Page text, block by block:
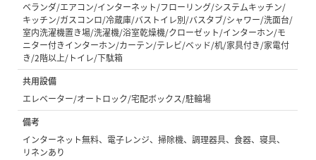
ベランダ/エアコン/インターネット/フローリング/システムキッチン/
キッチン/ガスコンロ/冷蔵庫/バストイレ別/バスタブ/シャワー/洗面台/
室内洗濯機置き場/洗濯機/浴室乾燥機/クローゼット/インターホン/モ
ニター付きインターホン/カーテン/テレビ/ベッド/机/家具付き/家電付
き/2階以上/トイレ/下駄箱
共用設備
エレベーター/オートロック/宅配ボックス/駐輪場
備考
インターネット無料、電子レンジ、掃除機、調理器具、食器、寝具、
リネンあり